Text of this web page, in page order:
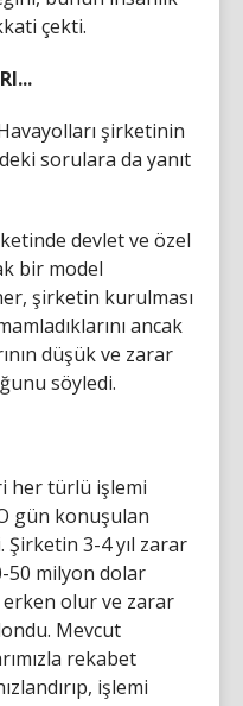
çekti.
şirketinin
sorulara da yanıt
devlet ve özel
bir model
şirketin kurulması
ancak
düşük ve zarar
söyledi.
her türlü işlemi
gün konuşulan
3-4 yıl zarar
50 milyon dolar
erken olur ve zarar
Mevcut
rekabet
işlemi